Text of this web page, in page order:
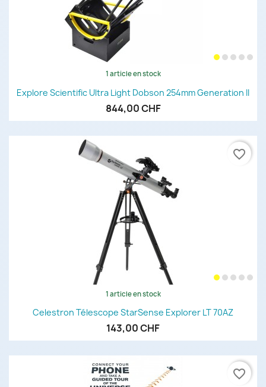
1 article en stock
Explore Scientific Ultra Light Dobson 254mm Generation II
844,00 CHF
1 article en stock
Celestron Télescope StarSense Explorer LT 70AZ
143,00 CHF
favorite_border
favorite_border